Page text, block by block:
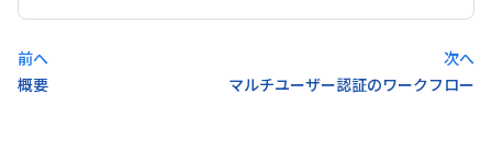
前へ
概要
次へ
マルチユーザー認証のワークフロー